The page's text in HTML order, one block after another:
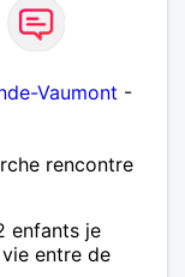
Vaumont -
rencontre
enfants je
entre de